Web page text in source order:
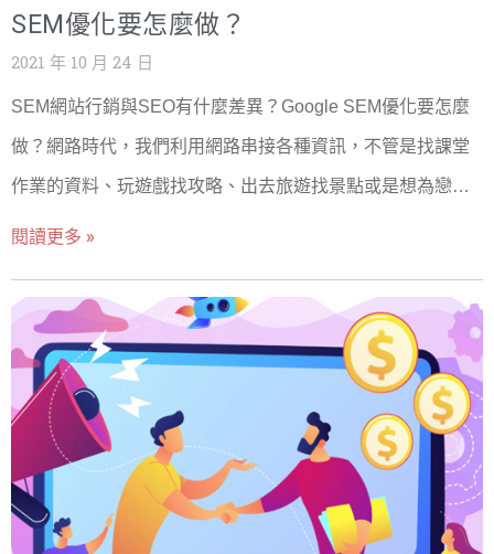
含：想吃的餐廳、查詢路線、尋找附近的診所、書店等實體
店家。當消費者利用Google地圖搜尋時，同時也會增加我們
能會自己大幅提升店家的曝光程度。假如消費者透過廣告後
內容、營業時間、環境照片、客人對於店家的評價，這些都
會是影響消費者是否願意上門很重要的關鍵因素！真心推建
每個有經營實體店面的業主一定要建立，是個很棒又不收取
費用的行銷資源！ ▲實體店面建立Google我的商家後，可以
透過Goolge地圖搜尋時曝光。 二、Google我的商家建立方式
瞭解Google商家的好處後，現在要來告訴你建立Google商家
SEM優化要怎麼做？
2021 年 10 月 24 日
SEM網站行銷與SEO有什麼差異？Google SEM優化要怎麼
做？網路時代，我們利用網路串接各種資訊，不管是找課堂
作業的資料、玩遊戲找攻略、出去旅遊找景點或是想為戀愛
對象找一個浪漫的約會景點。這些資訊都可以透過網路串
的時代，還要去圖書館找資料，找當地人推薦景點或是在沒
有資訊下親自嘗試碰碰運氣，相對網路幫我們省下了很多查
找跟嘗試錯誤的時間與心力。只要輸入關鍵字，谷哥大神可
以為我們解答很多事。 說起谷哥大神，也就是Google搜尋引
擎，是網路世界如此便利最關鍵的角色之一。在網路上串聯
了各種資源，讓我們可以快速找到相應的資訊，省時省力，
做甚麼事都效率了起來，也因為搜尋引擎如此的好用，很快
閱讀更多 »